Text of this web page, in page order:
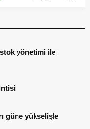
yönetimi ile
güne yükselişle